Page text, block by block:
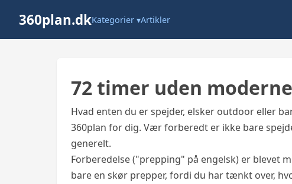
360plan.dkKategorier ▾Artikler
72 timer uden
Hvad enten du er spejder, elsker outdoor eller
360plan for dig. Vær forberedt er ikke bare
generelt.
Forberedelse ("prepping" på engelsk) er blevet
bare en skør prepper, fordi du har tænkt over,